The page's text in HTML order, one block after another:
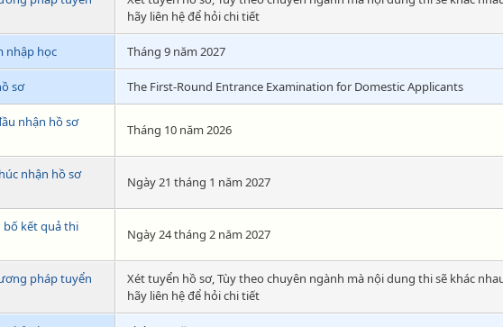
hãy liên hệ để hỏi chi tiết
nhập học Tháng 9 năm 2027
sơ The First-Round Entrance Examination for Domestic Applicants
nhận hồ sơ
Tháng 10 năm 2026
nhận hồ sơ
Ngày 21 tháng 1 năm 2027
bố kết quả thi
Ngày 24 tháng 2 năm 2027
pháp tuyển
Xét tuyển hồ sơ, Tùy theo chuyên ngành mà nội dung thi sẽ khác
hãy liên hệ để hỏi chi tiết